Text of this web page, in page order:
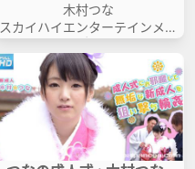
木村つな
スカイハイエンターテインメン
ト